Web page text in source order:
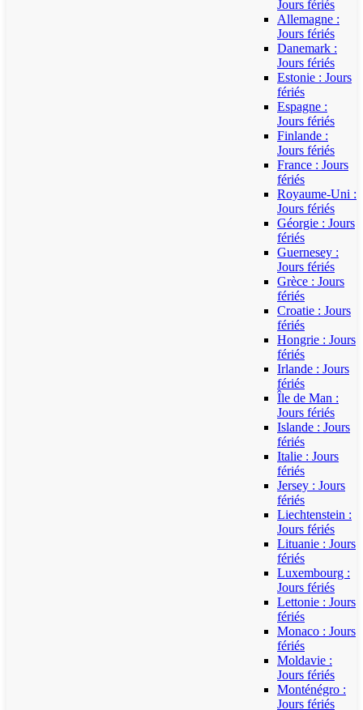
Jours fériés
Allemagne :
Jours fériés
Danemark :
Jours fériés
Estonie : Jours
fériés
Espagne :
Jours fériés
Finlande :
Jours fériés
France : Jours
fériés
Royaume-Uni :
Jours fériés
Géorgie : Jours
fériés
Guernesey :
Jours fériés
Grèce : Jours
fériés
Croatie : Jours
fériés
Hongrie : Jours
fériés
Irlande : Jours
fériés
Île de Man :
Jours fériés
Islande : Jours
fériés
Italie : Jours
fériés
Jersey : Jours
fériés
Liechtenstein :
Jours fériés
Lituanie : Jours
fériés
Luxembourg :
Jours fériés
Lettonie : Jours
fériés
Monaco : Jours
fériés
Moldavie :
Jours fériés
Monténégro :
Jours fériés